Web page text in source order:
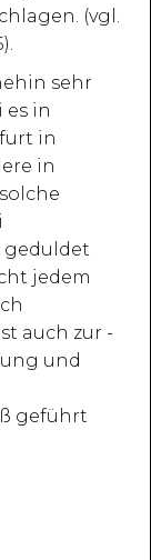
(vgl.
sehr
es in
in
in
jedem
auch zur -
und
geführt